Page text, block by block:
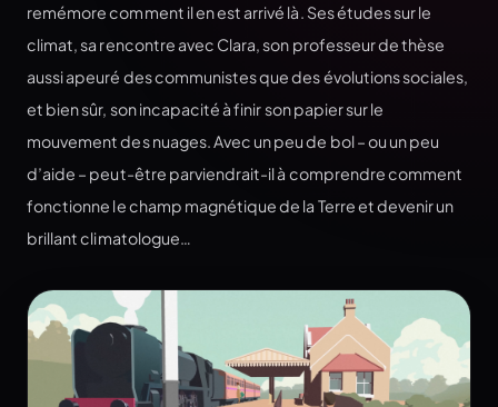
remémore comment il en est arrivé là. Ses études sur le
climat, sa rencontre avec Clara, son professeur de thèse
aussi apeuré des communistes que des évolutions sociales,
et bien sûr, son incapacité à finir son papier sur le
mouvement des nuages. Avec un peu de bol – ou un peu
d’aide – peut-être parviendrait-il à comprendre comment
fonctionne le champ magnétique de la Terre et devenir un
brillant climatologue…